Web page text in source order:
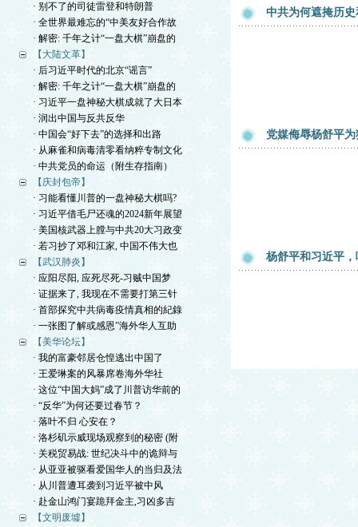
· 别不了的司徒雷登和特朗普
· 全世界最难忘的“中美友好合作故
· 解密: 千年之计“一盘大棋”崩盘的
【大陆文革】
· 后习近平时代的北京“谣言”
· 解密: 千年之计“一盘大棋”崩盘的
· 习近平一盘神秘大棋成就了大日本
· 润出中国与反共反华
· 中国会“好下去”的选择和出路
· 从麻雀和病毒清零看纳粹专制文化
· 中共党员的命运（附生存指南）
【庆封包帝】
· 习能看懂川普的一盘神秘大棋吗?
· 习近平借毛尸还魂的2024新年展望
· 美国核武器上膛与中共20大习政变
· 若习抄了邓和江家, 中国不伟大也
【武汉肺炎】
· 应阳尽阳, 应死尽死-习贼中国梦
· 证据来了, 我现在不需要打第三针
· 首部探究中共病毒疫情真相的紀錄
· 一张图了解或感恩”海外华人互助
【美华论坛】
· 我的富豪邻居仓惶逃出中国了
· 王爱琳案的风暴席卷海外华社
· 这位“中国大妈”成了川普访华前的
· “反华”为何还要过春节？
· 落叶不归 心安在？
· 洛杉矶示威现场观察到的秘密 (附
· 关税贸易战: 世纪决斗中的诡辩与
· 从亚亚被驱看爱国华人的当归及法
· 从川普遭耳袭到习近平被中风
· 赴金山鸿门宴跪拜金主,习凶多吉
【文明废墟】
中共为何遮掩历
党媒侮辱杨舒平
杨舒平和习近平